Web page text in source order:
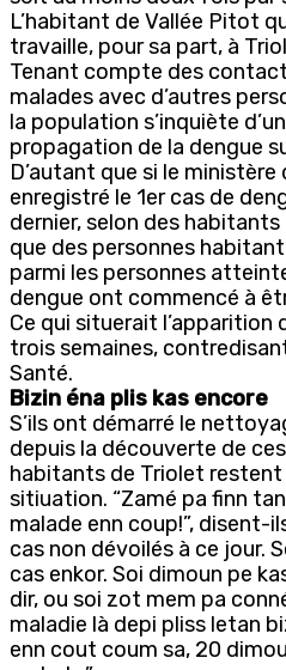
L’habitant de Vallée Pitot
travaille, pour sa part, à
Tenant compte des
malades avec d’autres
la population s’inquiète
propagation de la dengue
D’autant que si le
enregistré le 1er cas de
dernier, selon des
que des personnes
parmi les personnes
dengue ont commencé à
Ce qui situerait l’apparition
trois semaines,
Santé.
Bizin éna plis kas encore
S’ils ont démarré le
depuis la découverte de
habitants de Triolet
sitiuation. “Zamé pa finn
malade enn coup!”, disent-
cas non dévoilés à ce jour.
cas enkor. Soi dimoun pe
dir, ou soi zot mem pa
maladie là depi pliss letan
enn cout coum sa, 20